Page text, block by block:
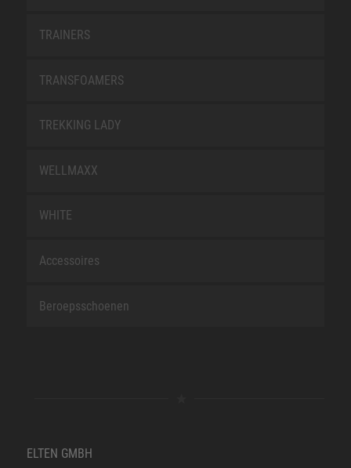
TRAINERS
TRANSFOAMERS
TREKKING LADY
WELLMAXX
WHITE
Accessoires
Beroepsschoenen
ELTEN GMBH